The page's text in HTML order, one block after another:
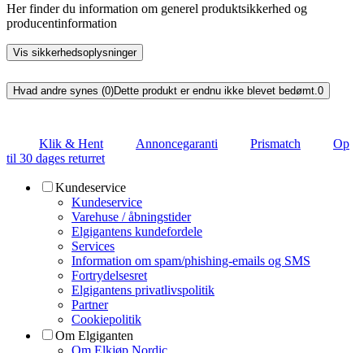
Her finder du information om generel produktsikkerhed og
producentinformation
Vis sikkerhedsoplysninger
Hvad andre synes (0)Dette produkt er endnu ikke blevet bedømt. 0
Klik & Hent Annoncegaranti Prismatch
Op
til 30 dages returret
Kundeservice
Kundeservice
Varehuse / åbningstider
Elgigantens kundefordele
Services
Information om spam/phishing-emails og SMS
Fortrydelsesret
Elgigantens privatlivspolitik
Partner
Cookiepolitik
Om Elgiganten
Om Elkjøp Nordic